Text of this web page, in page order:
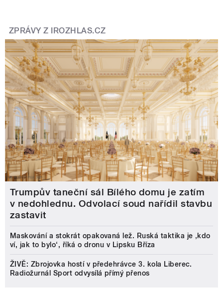
ZPRÁVY Z IROZHLAS.CZ
Trumpův taneční sál Bílého domu je zatím
v nedohlednu. Odvolací soud nařídil stavbu
zastavit
Maskování a stokrát opakovaná lež. Ruská taktika je ‚kdo
ví, jak to bylo‘, říká o dronu v Lipsku Bříza
ŽIVĚ: Zbrojovka hostí v předehrávce 3. kola Liberec.
Radiožurnál Sport odvysílá přímý přenos